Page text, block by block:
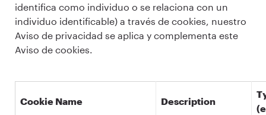
identifica como individuo o se relaciona con un
individuo identificable) a través de cookies, nuestro
Aviso de privacidad se aplica y complementa este
Aviso de cookies.
Cookie Name Description